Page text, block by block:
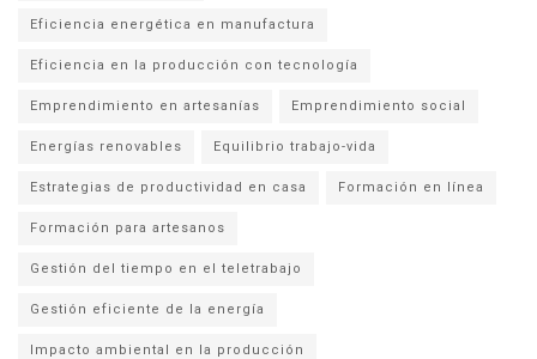
Eficiencia energética en manufactura
Eficiencia en la producción con tecnología
Emprendimiento en artesanías Emprendimiento social
Energías renovables Equilibrio trabajo-vida
Estrategias de productividad en casa Formación en línea
Formación para artesanos
Gestión del tiempo en el teletrabajo
Gestión eficiente de la energía
Impacto ambiental en la producción